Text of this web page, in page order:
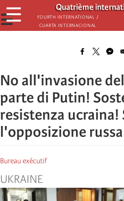
Skip
to
main
Quatrième
Fourth International /
Cuarta Internacional
☰
☰
No all'invasione
parte di Putin!
resistenza
l'opposizione
Bureau exécutif
UKRAINE